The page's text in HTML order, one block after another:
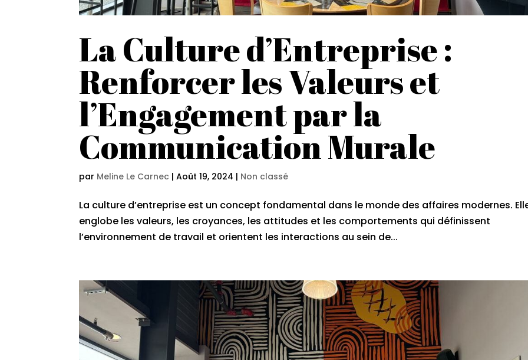
La Culture d’Entreprise :
Renforcer les Valeurs et
l’Engagement par la
Communication Murale
par Meline Le Carnec |Août 19, 2024 | Non classé
La culture d’entreprise est un concept fondamental dans le monde des affaires modernes.
englobe les valeurs, les croyances, les attitudes et les comportements qui définissent
l’environnement de travail et orientent les interactions au sein de...